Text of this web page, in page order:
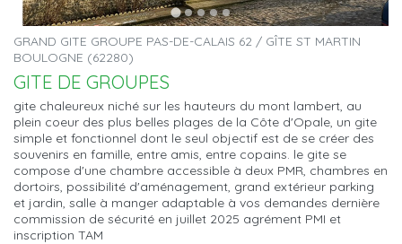
GRAND GITE GROUPE PAS-DE-CALAIS 62 / GÎTE ST MARTIN
BOULOGNE (62280)
GITE DE GROUPES
gite chaleureux niché sur les hauteurs du mont lambert, au
plein coeur des plus belles plages de la Côte d'Opale, un gite
simple et fonctionnel dont le seul objectif est de se créer des
souvenirs en famille, entre amis, entre copains. le gite se
compose d'une chambre accessible à deux PMR, chambres en
dortoirs, possibilité d'aménagement, grand extérieur parking
et jardin, salle à manger adaptable à vos demandes dernière
commission de sécurité en juillet 2025 agrément PMI et
inscription TAM